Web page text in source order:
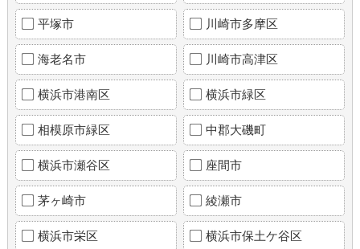
平塚市 川崎市多摩区
海老名市 川崎市高津区
横浜市港南区 横浜市緑区
相模原市緑区 中郡大磯町
横浜市瀬谷区 座間市
茅ヶ崎市 綾瀬市
横浜市栄区 横浜市保土ケ谷区